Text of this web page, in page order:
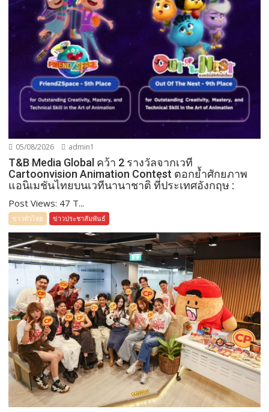
05/08/2026 admin1
T&B Media Global คว้า 2 รางวัลจากเวที
Cartoonvision Animation Contest ตอกย้ำศักยภาพ
แอนิเมชันไทยบนเวทีนานาชาติ ที่ประเทศอังกฤษ :
Post Views: 47 T...
ข่าวทั่วไทย ข่าวประชาสัมพันธ์